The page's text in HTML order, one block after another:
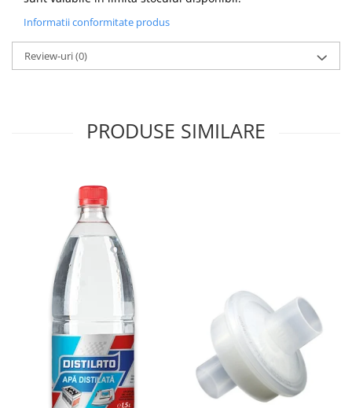
Informatii conformitate produs
Review-uri(0)
PRODUSE SIMILARE